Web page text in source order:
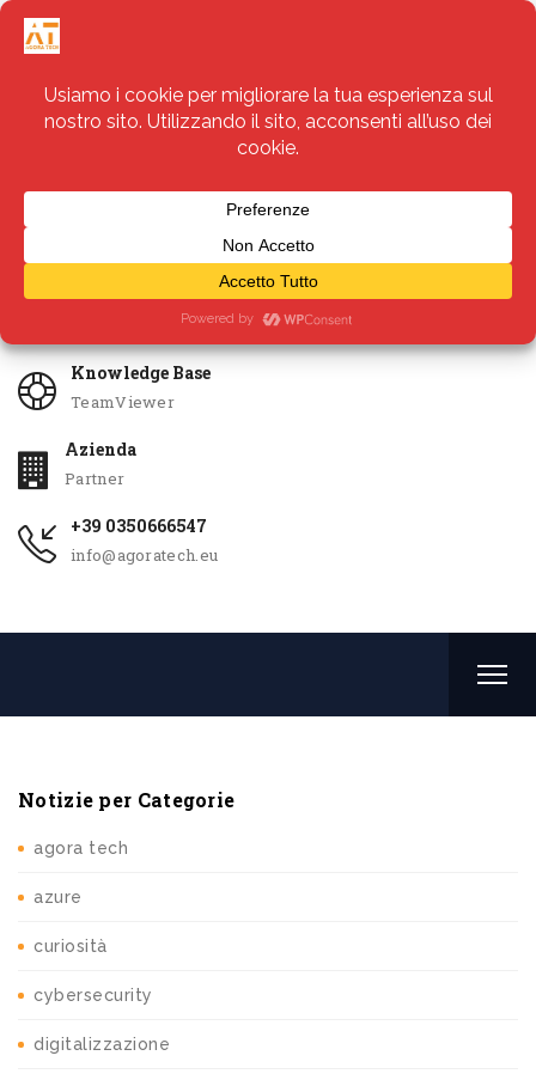
Servizi
Knowledge Base
TeamViewer
Azienda
Partner
+39 0350666547
info@agoratech.eu
Notizie per Categorie
agora tech
azure
curiosità
cybersecurity
digitalizzazione